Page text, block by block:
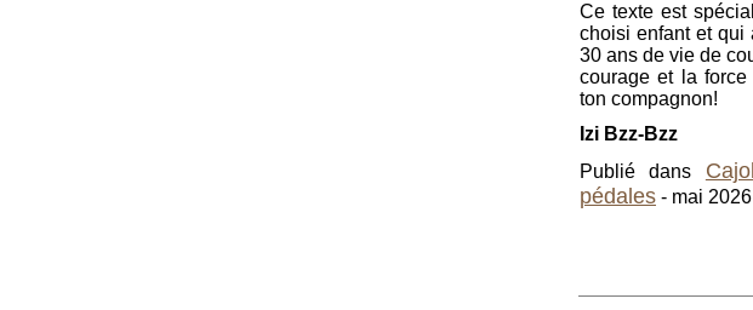
Ce texte est
choisi enfant et qui
30 ans de vie de
courage et la force
ton compagnon!
Izi Bzz-Bzz
Publié dans
pédales - mai 2026